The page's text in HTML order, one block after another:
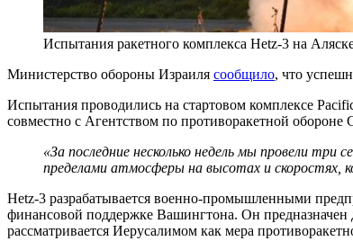
Испытания ракетного комплекса Hetz-3 на
Министерство обороны Израиля сообщило, что
Испытания проводились на стартовом комплексе
совместно с Агентством по противоракетной
«За последние несколько недель мы провели
пределами атмосферы на высотах и скоростях,
Hetz-3 разрабатывается военно-промышленными
финансовой поддержке Вашингтона. Он предназначен
рассматривается Иерусалимом как мера